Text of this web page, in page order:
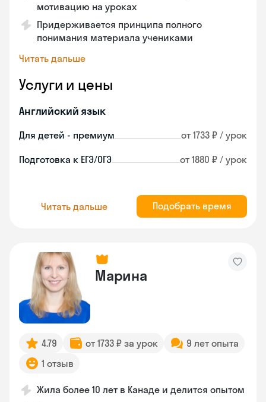
мотивацию на уроках
Придерживается принципа полного
понимания материала учениками
Читать дальше
Услуги и цены
Английский язык
Для детей - премиум от 1733 ₽ / урок
Подготовка к ЕГЭ/ОГЭ от 1880 ₽ / урок
Читать дальше Подобрать время
Марина
4.79 от 1733 ₽ за урок
9 лет опыта
1 отзыв
Жила более 10 лет в Канаде и делится опытом